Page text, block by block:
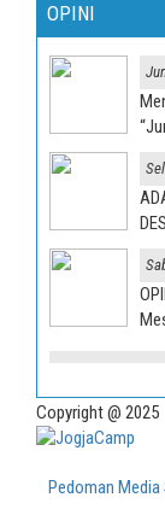
OPINI
Copyright @ 2025
Pedoman Media